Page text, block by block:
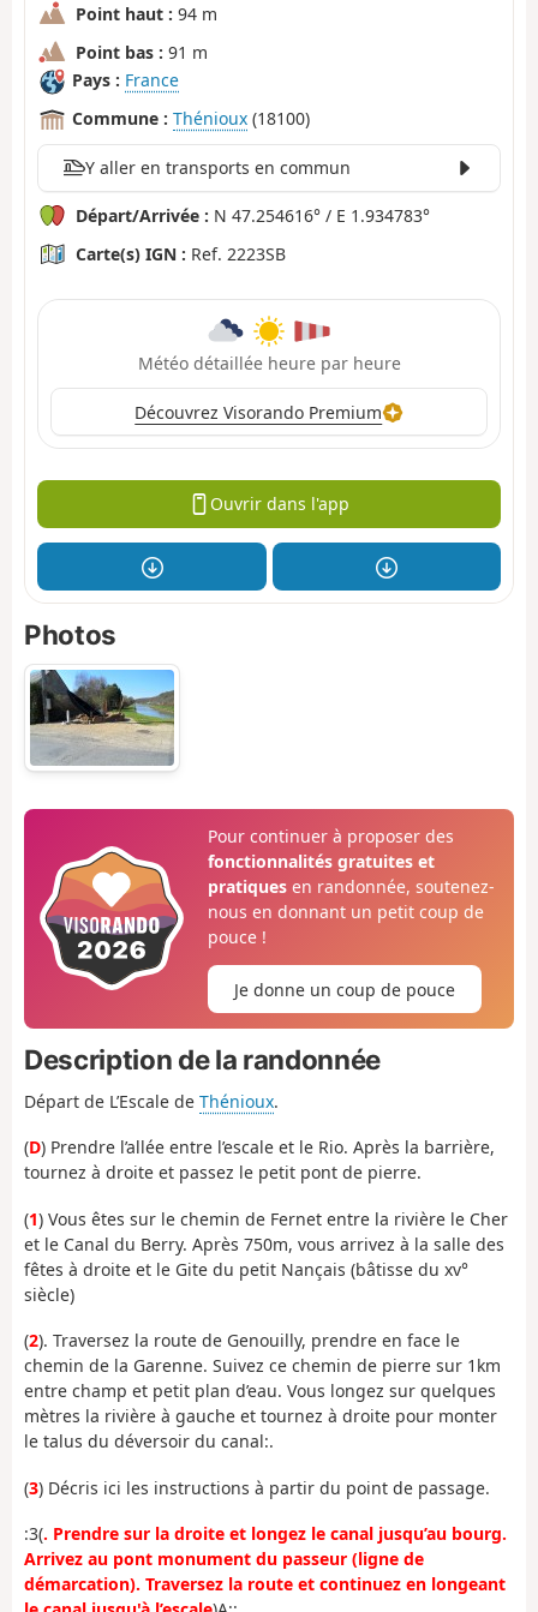
Point haut : 94 m
Point bas : 91 m
Pays : France
Commune : Thénioux (18100)
Y aller en transports en commun
Départ/Arrivée : N 47.254616° / E 1.934783°
Carte(s) IGN : Ref. 2223SB
Météo détaillée heure par heure
Découvrez Visorando Premium
Ouvrir dans l'app
Photos
Pour continuer à proposer des
fonctionnalités gratuites et
pratiquesen randonnée, soutenez-
nous en donnant un petit coup de
pouce !
Je donne un coup de pouce
Description de la randonnée
Départ de L’Escale de Thénioux.
(D) Prendre l’allée entre l’escale et le Rio. Après la barrière,
tournez à droite et passez le petit pont de pierre.
(1) Vous êtes sur le chemin de Fernet entre la rivière le Cher
et le Canal du Berry. Après 750m, vous arrivez à la salle des
fêtes à droite et le Gite du petit Nançais (bâtisse du xv°
siècle)
(2). Traversez la route de Genouilly, prendre en face le
chemin de la Garenne. Suivez ce chemin de pierre sur 1km
entre champ et petit plan d’eau. Vous longez sur quelques
mètres la rivière à gauche et tournez à droite pour monter
le talus du déversoir du canal:.
(3) Décris ici les instructions à partir du point de passage.
:3(. Prendre sur la droite et longez le canal jusqu’au bourg.
Arrivez au pont monument du passeur (ligne de
démarcation). Traversez la route et continuez en longeant